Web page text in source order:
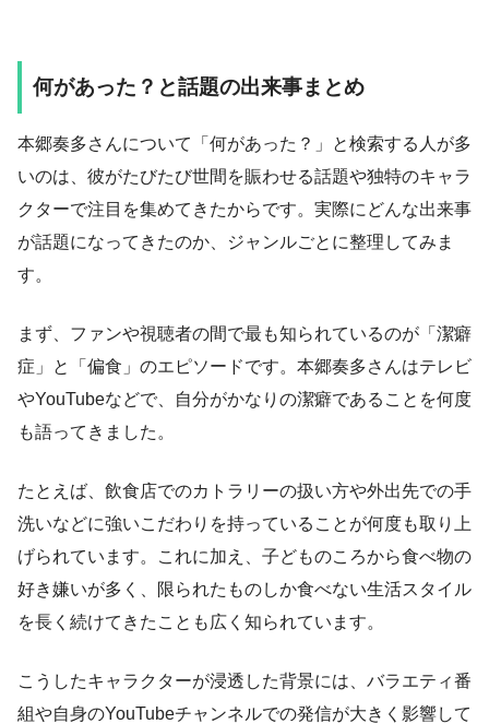
何があった？と話題の出来事まとめ
本郷奏多さんについて「何があった？」と検索する人が多
いのは、彼がたびたび世間を賑わせる話題や独特のキャラ
クターで注目を集めてきたからです。実際にどんな出来事
が話題になってきたのか、ジャンルごとに整理してみま
す。
まず、ファンや視聴者の間で最も知られているのが「潔癖
症」と「偏食」のエピソードです。本郷奏多さんはテレビ
やYouTubeなどで、自分がかなりの潔癖であることを何度
も語ってきました。
たとえば、飲食店でのカトラリーの扱い方や外出先での手
洗いなどに強いこだわりを持っていることが何度も取り上
げられています。これに加え、子どものころから食べ物の
好き嫌いが多く、限られたものしか食べない生活スタイル
を長く続けてきたことも広く知られています。
こうしたキャラクターが浸透した背景には、バラエティ番
組や自身のYouTubeチャンネルでの発信が大きく影響して